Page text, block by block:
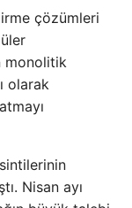
çözümleri
monolitik
olarak
Nisan ayı